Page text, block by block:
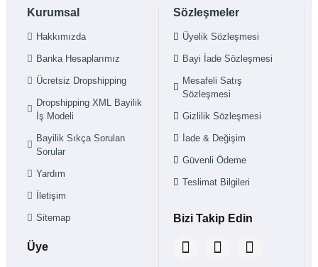
Kurumsal
Hakkımızda
Banka Hesaplarımız
Ücretsiz Dropshipping
Dropshipping XML Bayilik
İş Modeli
Bayilik Sıkça Sorulan
Sorular
Yardım
İletişim
Sitemap
Üye
Sözleşmeler
Üyelik Sözleşmesi
Bayi İade Sözleşmesi
Mesafeli Satış
Sözleşmesi
Gizlilik Sözleşmesi
İade & Değişim
Güvenli Ödeme
Teslimat Bilgileri
Bizi Takip Edin